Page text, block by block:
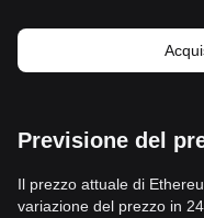
Previsione del
Il prezzo attuale di
variazione del prezzo in